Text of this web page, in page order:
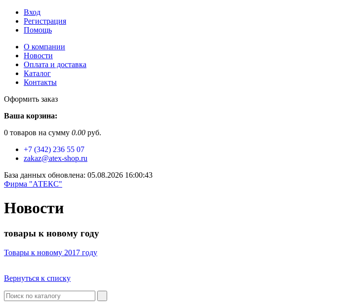
Вход
Регистрация
Помощь
О компании
Новости
Оплата и доставка
Каталог
Контакты
Оформить заказ
Ваша корзина:
0 товаров на сумму 0.00 руб.
+7 (342) 236 55 07
zakaz@atex-shop.ru
База данных обновлена: 05.08.2026 16:00:43
Фирма "АТЕКС"
Новости
товары к новому году
Товары к новому 2017 году
Вернуться к списку